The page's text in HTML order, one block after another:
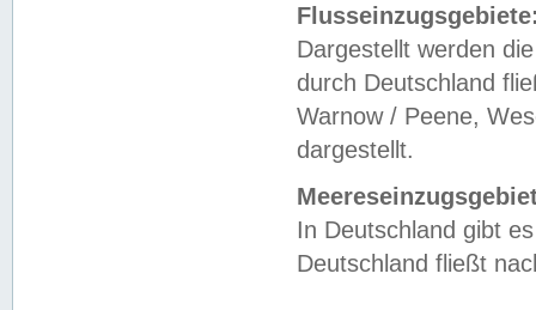
Dargestellt werden
durch Deutschland
Warnow / Peene,
dargestellt.
In Deutschland gibt
Deutschland fließt